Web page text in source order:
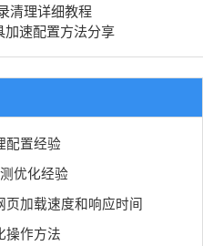
清理详细教程
速配置方法分享
配置经验
优化经验
加载速度和响应时间
操作方法